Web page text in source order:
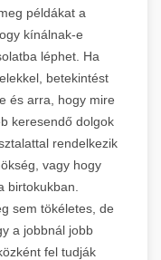
példákat a
kínálnak-e
léphet. Ha
betekintést
és arra, hogy mire
keresendő dolgok
rendelkezik
vagy hogy
birtokukban.
sem tökéletes, de
a jobbnál jobb
fel tudják